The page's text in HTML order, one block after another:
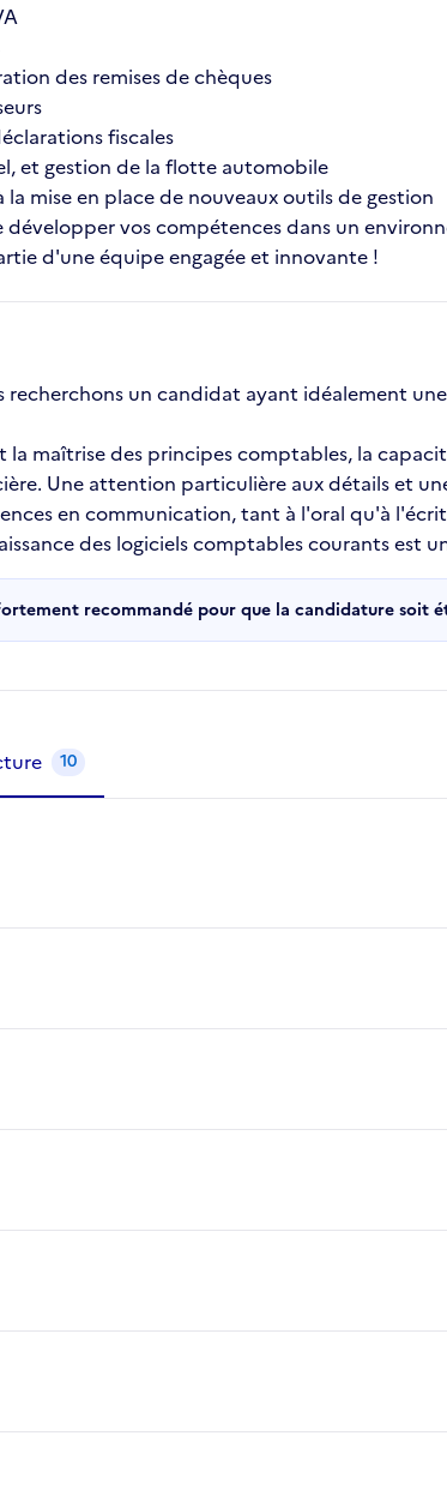
des remises de chèques
fiscales
et gestion de la flotte automobile
mise en place de nouveaux outils de gestion
vos compétences dans un
d'une équipe engagée et innovante !
un candidat ayant idéalement
la maîtrise des principes comptables, la
Une attention particulière aux détails et
en communication, tant à l'oral qu'à
des logiciels comptables courants est
recommandé pour que la candidature soit
10